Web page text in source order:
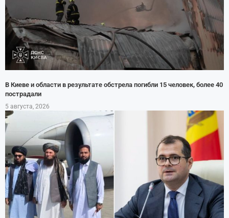
В Киеве и области в результате обстрела погибли 15 человек, более 40
пострадали
5 августа, 2026